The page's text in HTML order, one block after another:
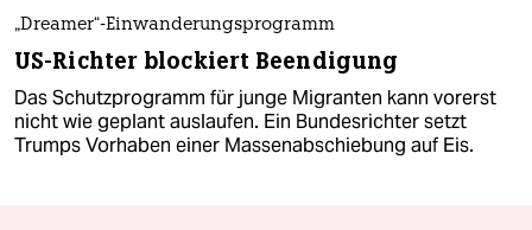
„Dreamer“-Einwanderungsprogramm
US-Richter blockiert Beendigung
Das Schutzprogramm für junge Migranten kann vorerst
nicht wie geplant auslaufen. Ein Bundesrichter setzt
Trumps Vorhaben einer Massenabschiebung auf Eis.